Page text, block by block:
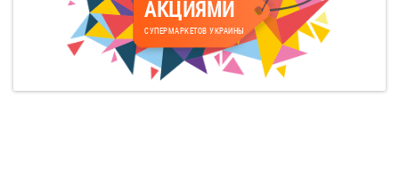
АКЦИЯМИ
СУПЕРМАРКЕТОВ УКРАИНЫ